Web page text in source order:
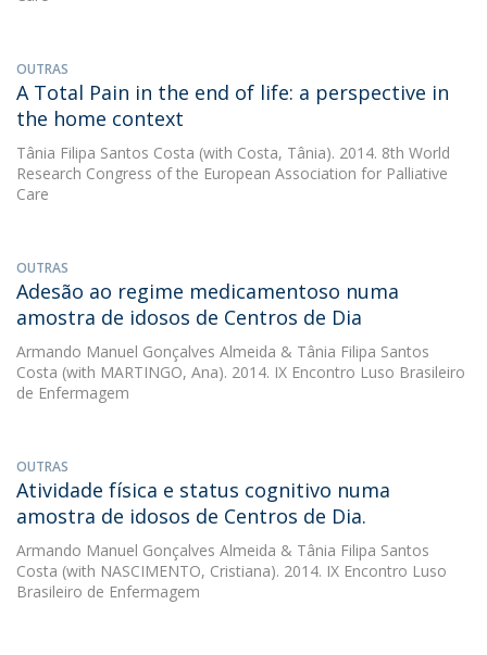
OUTRAS
A Total Pain in the end of life: a perspective in
the home context
Tânia Filipa Santos Costa (with Costa, Tânia). 2014. 8th World
Research Congress of the European Association for Palliative
Care
OUTRAS
Adesão ao regime medicamentoso numa
amostra de idosos de Centros de Dia
Armando Manuel Gonçalves Almeida & Tânia Filipa Santos
Costa (with MARTINGO, Ana). 2014. IX Encontro Luso Brasileiro
de Enfermagem
OUTRAS
Atividade física e status cognitivo numa
amostra de idosos de Centros de Dia.
Armando Manuel Gonçalves Almeida & Tânia Filipa Santos
Costa (with NASCIMENTO, Cristiana). 2014. IX Encontro Luso
Brasileiro de Enfermagem